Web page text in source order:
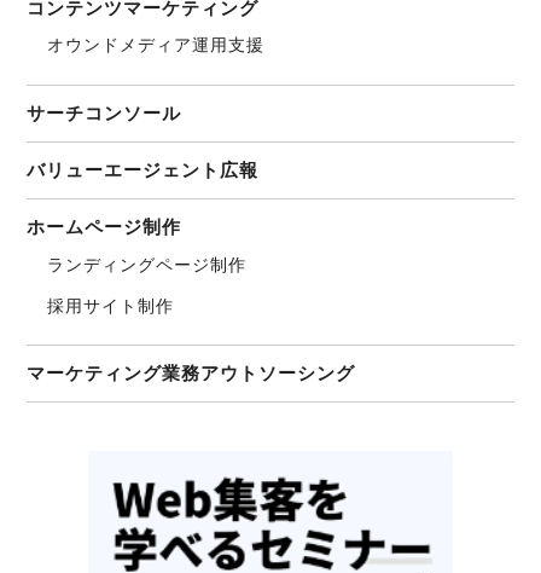
コンテンツマーケティング
オウンドメディア運用支援
サーチコンソール
バリューエージェント広報
ホームページ制作
ランディングページ制作
採用サイト制作
マーケティング業務アウトソーシング